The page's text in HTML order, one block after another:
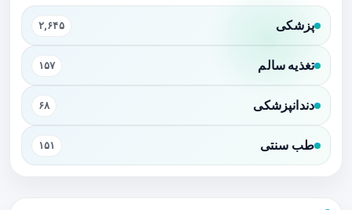
پزشکی ۲,۶۴۵
تغذیه سالم ۱۵۷
دندانپزشکی ۶۸
طب سنتی ۱۵۱